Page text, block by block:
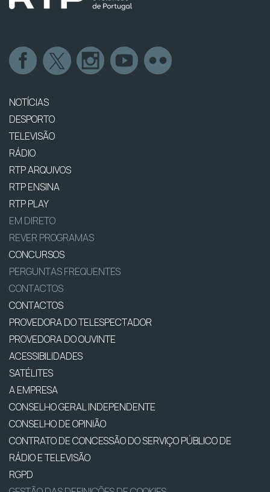
NOTÍCIAS
DESPORTO
TELEVISÃO
RÁDIO
RTP ARQUIVOS
RTP ENSINA
RTP PLAY
EM DIRETO
REVER PROGRAMAS
CONCURSOS
PERGUNTAS FREQUENTES
CONTACTOS
CONTACTOS
PROVEDORA DO TELESPECTADOR
PROVEDORA DO OUVINTE
ACESSIBILIDADES
SATÉLITES
A EMPRESA
CONSELHO GERAL INDEPENDENTE
CONSELHO DE OPINIÃO
CONTRATO DE CONCESSÃO DO SERVIÇO PÚBLICO DE
RÁDIO E TELEVISÃO
RGPD